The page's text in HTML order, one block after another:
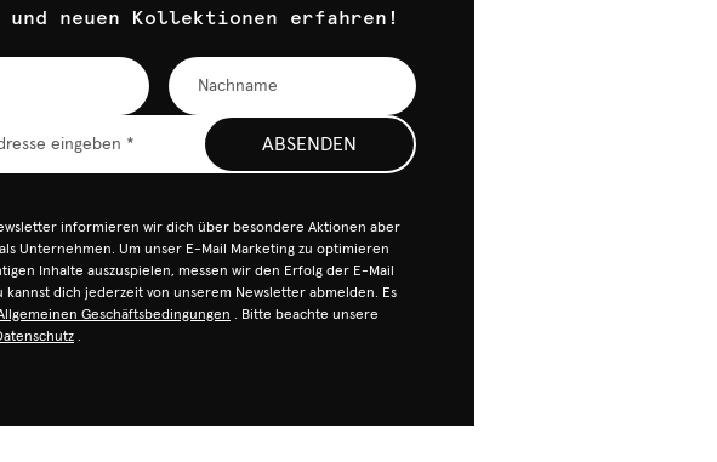
und neuen Kollektionen erfahren!
ABSENDEN
informieren wir dich über besondere Aktionen aber
Unternehmen. Um unser E-Mail Marketing zu optimieren
Inhalte auszuspielen, messen wir den Erfolg der E-Mail
kannst dich jederzeit von unserem Newsletter abmelden. Es
Geschäftsbedingungen . Bitte beachte unsere
.